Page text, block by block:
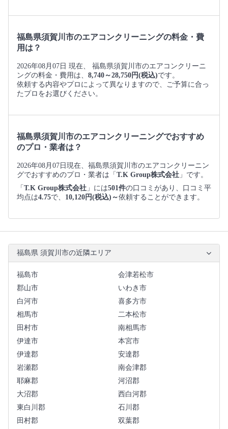
福島県須賀川市のエアコンクリーニングの料金・費
用は？
2026年08月07日 現在、 福島県須賀川市のエアコンクリーニ
ングの料金・費用は、 8,740～28,750円(税込)です。
依頼する内容やプロによって異なりますので、ご予算に合っ
たプロをお選びください。
福島県須賀川市のエアコンクリーニングでおすすめ
のプロ・業者は？
2026年08月07日現在、福島県須賀川市のエアコンクリーニン
グでおすすめのプロ・業者は「T.K Group株式会社 」です。
「T.K Group株式会社 」には501件の口コミがあり、口コミ平
均点は4.75で、 10,120円(税込)～依頼することができます。
福島県 須賀川市の近隣エリア
福島市
会津若松市
郡山市
いわき市
白河市
喜多方市
相馬市
二本松市
田村市
南相馬市
伊達市
本宮市
伊達郡
安達郡
岩瀬郡
南会津郡
耶麻郡
河沼郡
大沼郡
西白河郡
東白川郡
石川郡
田村郡
双葉郡